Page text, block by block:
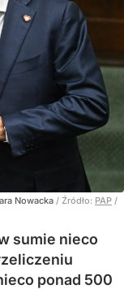
Nowacka / Źródło: PAP /
sumie nieco
ponad 500